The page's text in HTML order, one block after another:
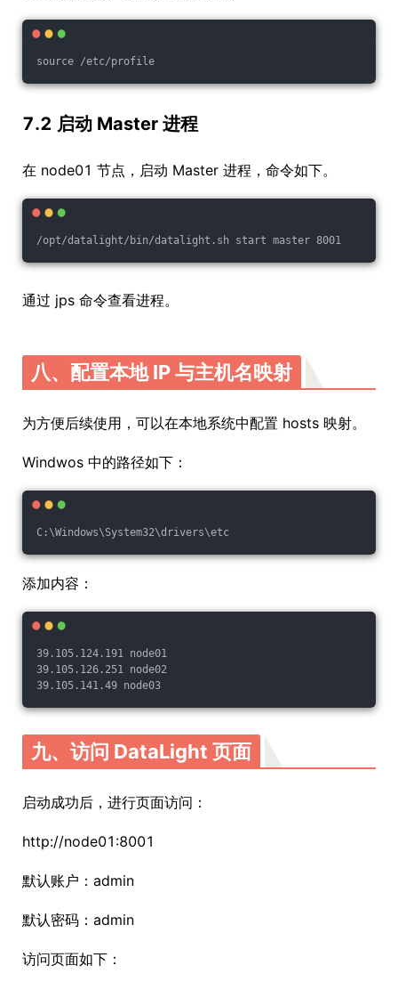
source /etc/profile
7.2 启动 Master 进程
在 node01 节点，启动 Master 进程，命令如下。
通过 jps 命令查看进程。
八、配置本地 IP 与主机名映射
为方便后续使用，可以在本地系统中配置 hosts 映射。
Windwos 中的路径如下：
C:\Windows\System32\drivers\etc
添加内容：
39.105.124.191 node01
39.105.126.251 node02
39.105.141.49 node03
九、访问 DataLight 页面
启动成功后，进行页面访问：
http://node01:8001
默认账户：admin
默认密码：admin
访问页面如下：